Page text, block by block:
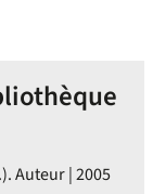
Auteur | 2005